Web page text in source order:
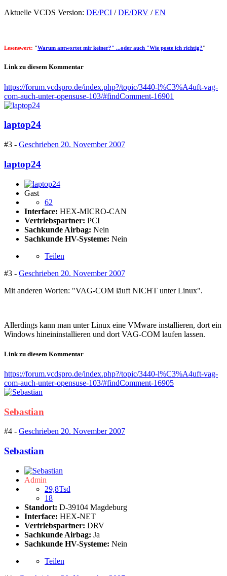
Aktuelle VCDS Version: DE/PCI /DE/DRV /EN
Lesenswert: "Warum antwortet mir keiner?" ...oder auch "Wie poste ich richtig?"
Link zu diesem Kommentar
https://forum.vcdspro.de/index.php?/topic/3440-l%C3%A4uft-vag-
com-auch-unter-opensuse-103/#findComment-16901
laptop24
#3 - Geschrieben 20. November 2007
laptop24
Gast
62
Interface: HEX-MICRO-CAN
Vertriebspartner: PCI
Sachkunde Airbag: Nein
Sachkunde HV-Systeme: Nein
Teilen
#3 - Geschrieben 20. November 2007
Mit anderen Worten: "VAG-COM läuft NICHT unter Linux".
Allerdings kann man unter Linux eine VMware installieren, dort ein
Windows hineininstallieren und dort VAG-COM laufen lassen.
Link zu diesem Kommentar
https://forum.vcdspro.de/index.php?/topic/3440-l%C3%A4uft-vag-
com-auch-unter-opensuse-103/#findComment-16905
Sebastian
#4 - Geschrieben 20. November 2007
Sebastian
Admin
29,8Tsd
18
Standort: D-39104 Magdeburg
Interface: HEX-NET
Vertriebspartner: DRV
Sachkunde Airbag: Ja
Sachkunde HV-Systeme: Nein
Teilen